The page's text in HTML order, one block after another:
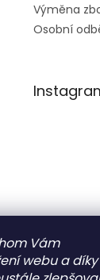
Vám
webu a díky
Výměna
Osobní